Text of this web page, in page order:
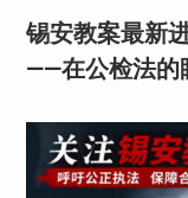
锡安教案最新
——在公检法的